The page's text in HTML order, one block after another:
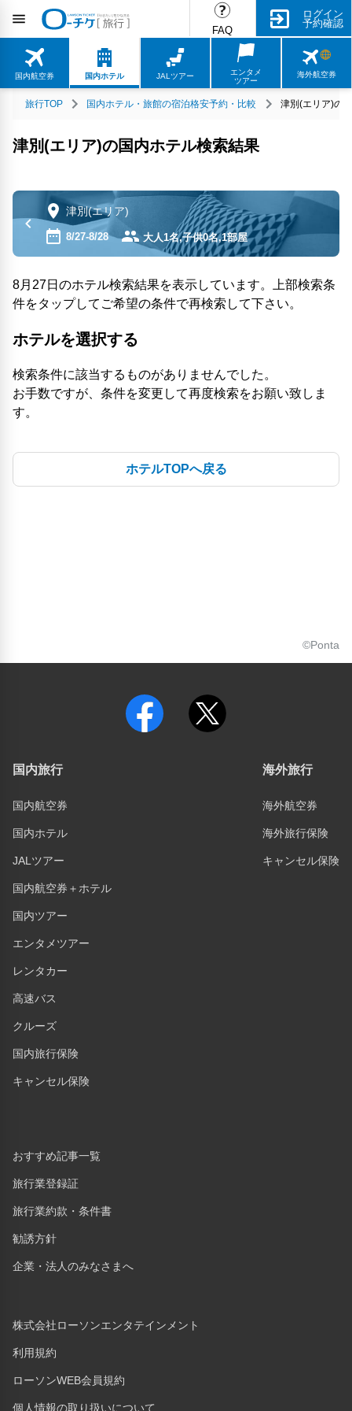
FAQ
ログイン
予約確認
国内航空券 国内ホテル JALツアー
エンタメ
ツアー
海外航空券
旅行TOP 国内ホテル・旅館の宿泊格安予約・比較 津別(エリア)の
津別(エリア)の国内ホテル検索結果
津別(エリア)
8/27-8/28 大人1名,子供0名,1部屋
8月27日のホテル検索結果を表示しています。上部検索条
件をタップしてご希望の条件で再検索して下さい。
ホテルを選択する
検索条件に該当するものがありませんでした。
お手数ですが、条件を変更して再度検索をお願い致しま
す。
ホテルTOPへ戻る
©Ponta
国内旅行
国内航空券
国内ホテル
JALツアー
国内航空券＋ホテル
国内ツアー
エンタメツアー
レンタカー
高速バス
クルーズ
国内旅行保険
キャンセル保険
おすすめ記事一覧
旅行業登録証
旅行業約款・条件書
勧誘方針
企業・法人のみなさまへ
株式会社ローソンエンタテインメント
利用規約
ローソンWEB会員規約
個人情報の取り扱いについて
海外旅行
海外航空券
海外旅行保険
キャンセル保険